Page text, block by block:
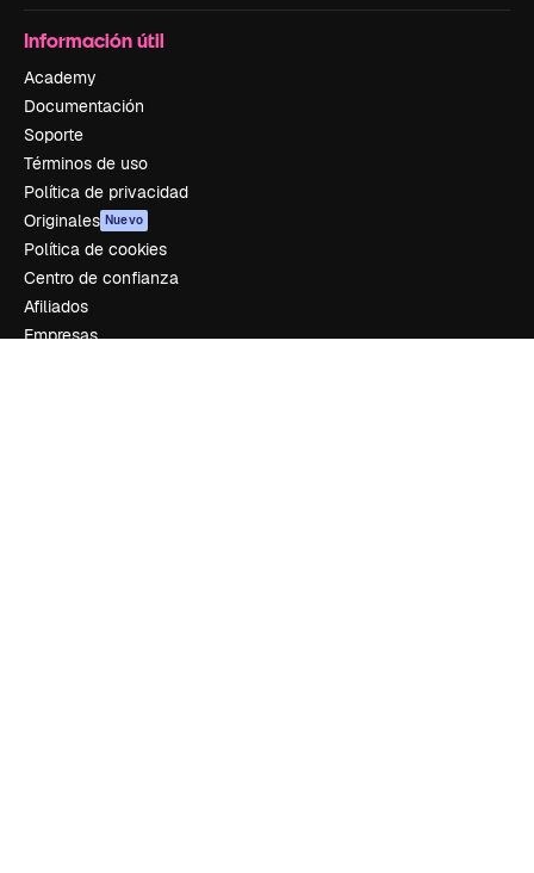
Información útil
Academy
Documentación
Soporte
Términos de uso
Política de privacidad
Originales Nuevo
Política de cookies
Centro de confianza
Afiliados
Empresas